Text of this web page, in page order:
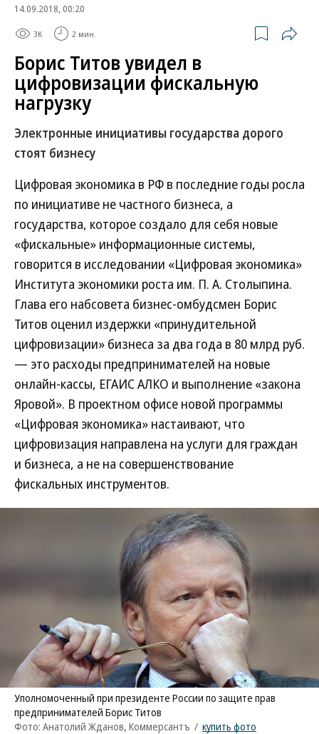
14.09.2018, 00:20
3K 2 мин.
Борис Титов увидел в
цифровизации фискальную
нагрузку
Электронные инициативы государства дорого
стоят бизнесу
Цифровая экономика в РФ в последние годы росла
по инициативе не частного бизнеса, а
государства, которое создало для себя новые
«фискальные» информационные системы,
говорится в исследовании «Цифровая экономика»
Института экономики роста им. П. А. Столыпина.
Глава его набсовета бизнес-омбудсмен Борис
Титов оценил издержки «принудительной
цифровизации» бизнеса за два года в 80 млрд руб.
— это расходы предпринимателей на новые
онлайн-кассы, ЕГАИС АЛКО и выполнение «закона
Яровой». В проектном офисе новой программы
«Цифровая экономика» настаивают, что
цифровизация направлена на услуги для граждан
и бизнеса, а не на совершенствование
фискальных инструментов.
Уполномоченный при президенте России по защите прав
предпринимателей Борис Титов
Фото: Анатолий Жданов, Коммерсантъ / купить фото